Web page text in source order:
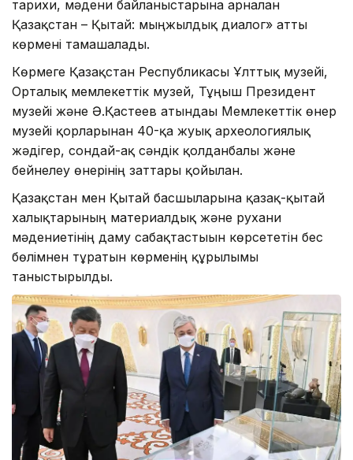
тарихи, мәдени байланыстарына арналған
Қазақстан – Қытай: мыңжылдық диалог» атты
көрмені тамашалады.
Көрмеге Қазақстан Республикасы Ұлттық музейі,
Орталық мемлекеттік музей, Тұңғыш Президент
музейі және Ә.Қастеев атындағы Мемлекеттік өнер
музейі қорларынан 40-қа жуық археологиялық
жәдігер, сондай-ақ сәндік қолданбалы және
бейнелеу өнерінің заттары қойылған.
Қазақстан мен Қытай басшыларына қазақ-қытай
халықтарының материалдық және рухани
мәдениетінің даму сабақтастығын көрсететін бес
бөлімнен тұратын көрменің құрылымы
таныстырылды.